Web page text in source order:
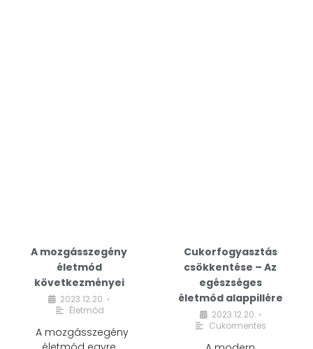
A mozgásszegény
életmód
következményei
2023.12.20. •
Életmód
A mozgásszegény
Cukorfogyasztás
csökkentése – Az
egészséges
életmód alappillére
2023.12.20. •
Cukormentes